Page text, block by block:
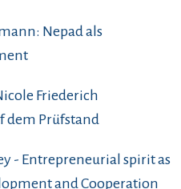
Nepad als
Friederich
dem Prüfstand
- Entrepreneurial spirit as
and Cooperation